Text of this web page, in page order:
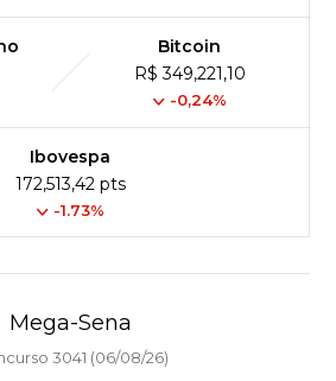
Bitcoin
R$ 349,221,10
-0,24%
Ibovespa
172,513,42 pts
-1.73%
Mega-Sena
3041 (06/08/26)